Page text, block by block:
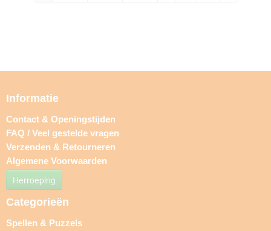
Informatie
Contact & Openingstijden
FAQ / Veel gestelde vragen
Verzenden & Retourneren
Algemene Voorwaarden
Herroeping
Categorieën
Spellen & Puzzels